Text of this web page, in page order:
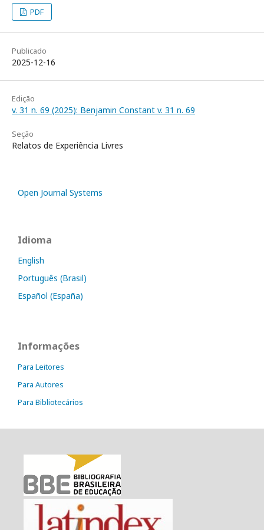
PDF
Publicado
2025-12-16
Edição
v. 31 n. 69 (2025): Benjamin Constant v. 31 n. 69
Seção
Relatos de Experiência Livres
Open Journal Systems
Idioma
English
Português (Brasil)
Español (España)
Informações
Para Leitores
Para Autores
Para Bibliotecários